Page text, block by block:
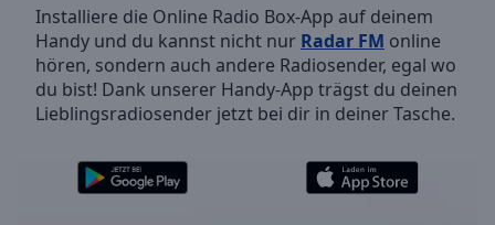
Skip
Backward
Skip
Forward
Mute
Current
Duration-:-
Installiere die Online Radio Box-App auf deinem
Handy und du kannst nicht nur Radar FM online
hören, sondern auch andere Radiosender, egal wo
du bist! Dank unserer Handy-App trägst du deinen
Lieblingsradiosender jetzt bei dir in deiner Tasche.